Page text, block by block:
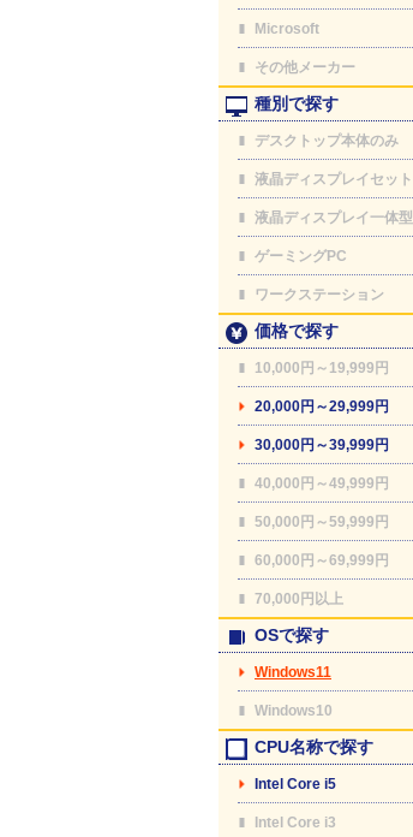
Microsoft
その他メーカー
種別で探す
デスクトップ本体のみ
液晶ディスプレイセット
液晶ディスプレイ一体型
ゲーミングPC
ワークステーション
価格で探す
10,000円～19,999円
20,000円～29,999円
30,000円～39,999円
40,000円～49,999円
50,000円～59,999円
60,000円～69,999円
70,000円以上
OSで探す
Windows11
Windows10
CPU名称で探す
Intel Core i5
Intel Core i3